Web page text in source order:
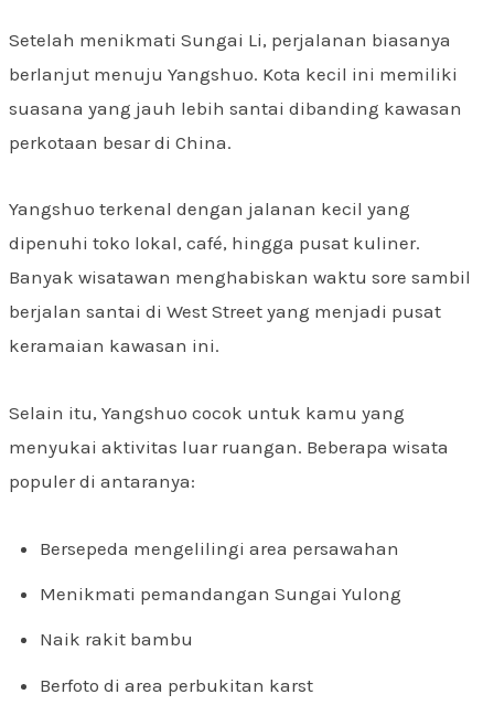
Setelah menikmati Sungai Li, perjalanan biasanya
berlanjut menuju Yangshuo. Kota kecil ini memiliki
suasana yang jauh lebih santai dibanding kawasan
perkotaan besar di China.
Yangshuo terkenal dengan jalanan kecil yang
dipenuhi toko lokal, café, hingga pusat kuliner.
Banyak wisatawan menghabiskan waktu sore sambil
berjalan santai di West Street yang menjadi pusat
keramaian kawasan ini.
Selain itu, Yangshuo cocok untuk kamu yang
menyukai aktivitas luar ruangan. Beberapa wisata
populer di antaranya:
Bersepeda mengelilingi area persawahan
Menikmati pemandangan Sungai Yulong
Naik rakit bambu
Berfoto di area perbukitan karst